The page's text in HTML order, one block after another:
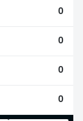
0
0
0
0